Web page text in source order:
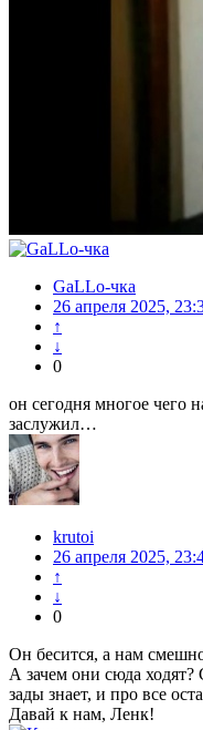
GaLLo-чка
26 апреля 2025,
↑
↓
0
он сегодня многое чего
заслужил…
krutoi
26 апреля 2025,
↑
↓
0
Он бесится, а нам
А зачем они сюда
зады знает, и про все
Давай к нам, Ленк!